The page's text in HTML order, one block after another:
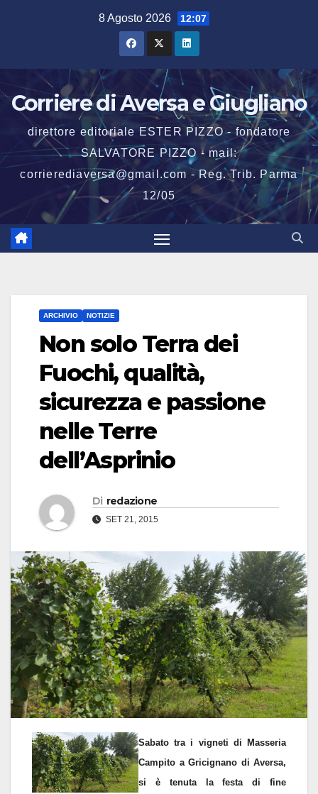
8 Agosto 2026 12:07
Corriere di Aversa e Giugliano
direttore editoriale ESTER PIZZO - fondatore
SALVATORE PIZZO - mail:
corrierediaversa@gmail.com - Reg. Trib. Parma
12/05
ARCHIVIO NOTIZIE
Non solo Terra dei
Fuochi, qualità,
sicurezza e passione
nelle Terre
dell’Asprinio
Di redazione
SET 21, 2015
Sabato tra i vigneti di Masseria
Campito a Gricignano di Aversa,
si è tenuta la festa di fine